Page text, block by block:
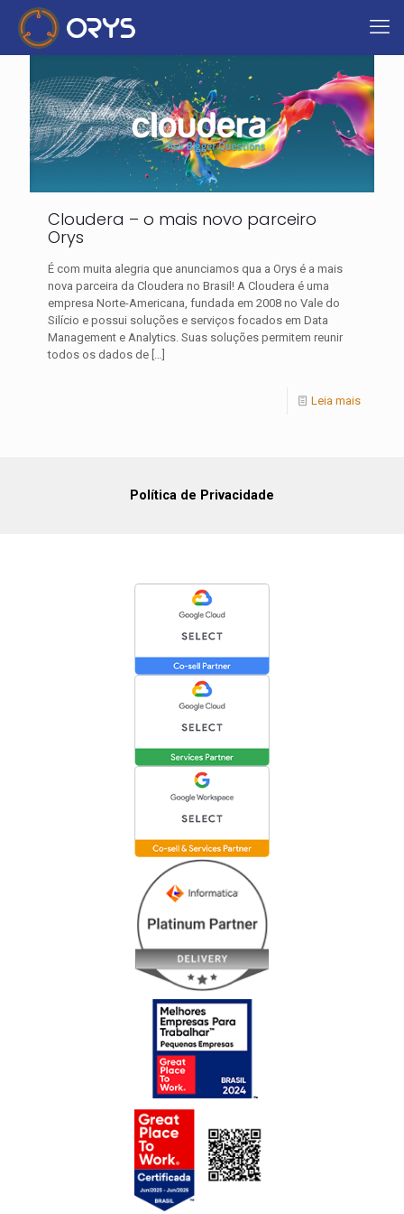
Cloudera – o mais novo parceiro
Orys
É com muita alegria que anunciamos qua a Orys é a mais
nova parceira da Cloudera no Brasil! A Cloudera é uma
empresa Norte-Americana, fundada em 2008 no Vale do
Silício e possui soluções e serviços focados em Data
Management e Analytics. Suas soluções permitem reunir
todos os dados de […]
Leia mais
Política de Privacidade